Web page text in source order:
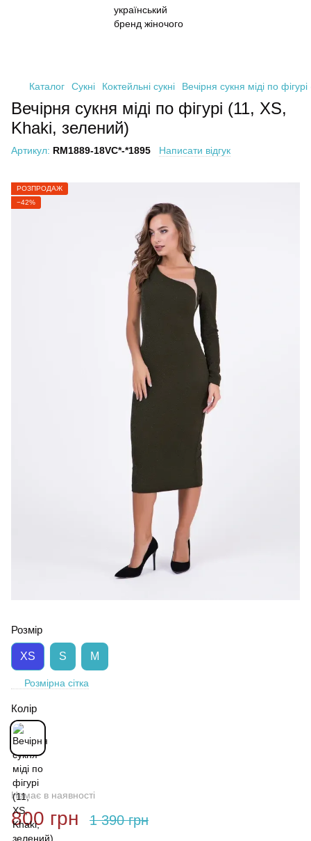
Каталог Сукні Коктейльні сукні Вечірня сукня міді по
Вечірня сукня міді по фігурі (11, XS,
Khaki, зелений)
Артикул: RM1889-18VC*-*1895 Написати відгук
РОЗПРОДАЖ
−42%
Розмір
XS S M
Розмірна сітка
Колір
Немає в наявності
800 грн 1 390 грн